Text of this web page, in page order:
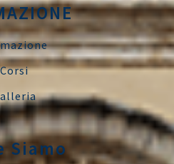
Corsi
Siamo